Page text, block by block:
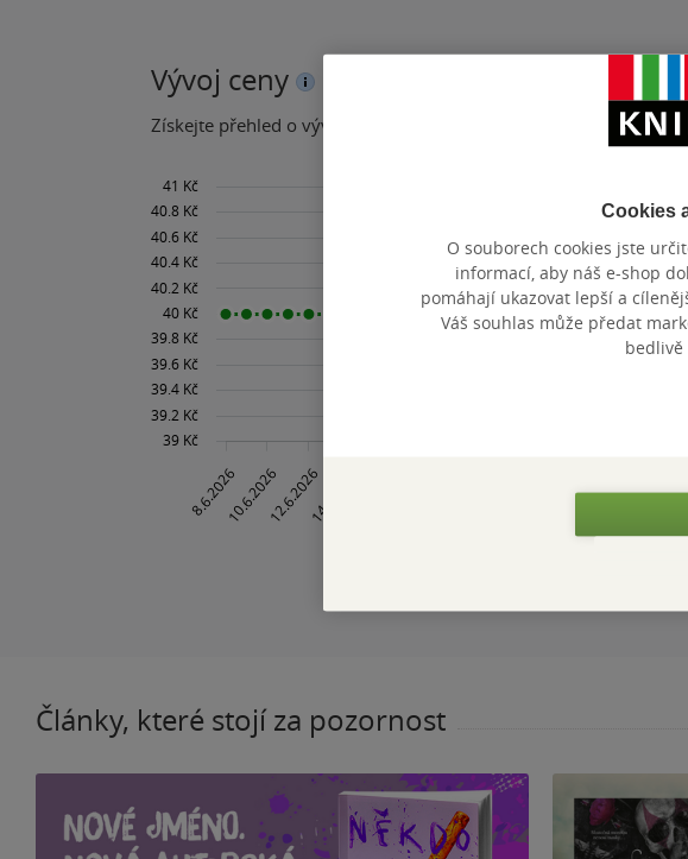
Vývoj ceny
Získejte přehled o vývoji ceny za posledních 60 dní.
Články, které stojí za pozornost
Cookies
O souborech cookies jste
informací, aby náš e-shop
pomáhají ukazovat lepší a
Váš souhlas může předat
bedlivě